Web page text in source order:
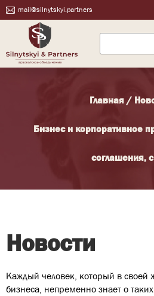
mail@silnytskyi.partners
Главная /
Бизнес и корпоративное
соглашения,
Новости
Каждый человек, который в своей
бизнеса, непременно знает о